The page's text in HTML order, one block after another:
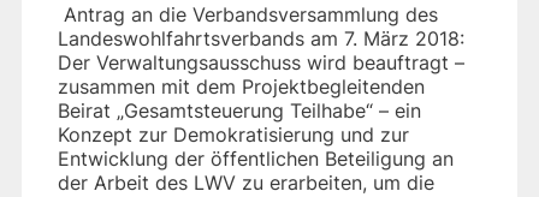
Antrag an die Verbandsversammlung des
Landeswohlfahrtsverbands am 7. März 2018:
Der Verwaltungsausschuss wird beauftragt –
zusammen mit dem Projektbegleitenden
Beirat „Gesamtsteuerung Teilhabe“ – ein
Konzept zur Demokratisierung und zur
Entwicklung der öffentlichen Beteiligung an
der Arbeit des LWV zu erarbeiten, um die